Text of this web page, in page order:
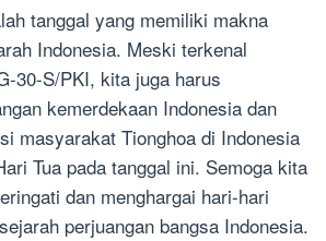
tanggal yang memiliki makna
Indonesia. Meski terkenal
30-S/PKI, kita juga harus
kemerdekaan Indonesia dan
masyarakat Tionghoa di Indonesia
Tua pada tanggal ini. Semoga kita
dan menghargai hari-hari
perjuangan bangsa Indonesia.